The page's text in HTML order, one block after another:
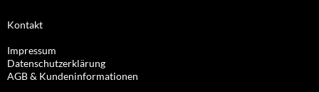
Kontakt
Impressum
Datenschutzerklärung
AGB & Kundeninformationen